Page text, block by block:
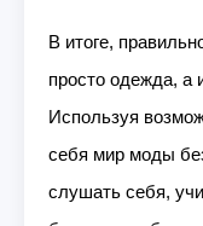
В итоге,
просто одежда, а
Используя
себя мир моды
слушать себя,